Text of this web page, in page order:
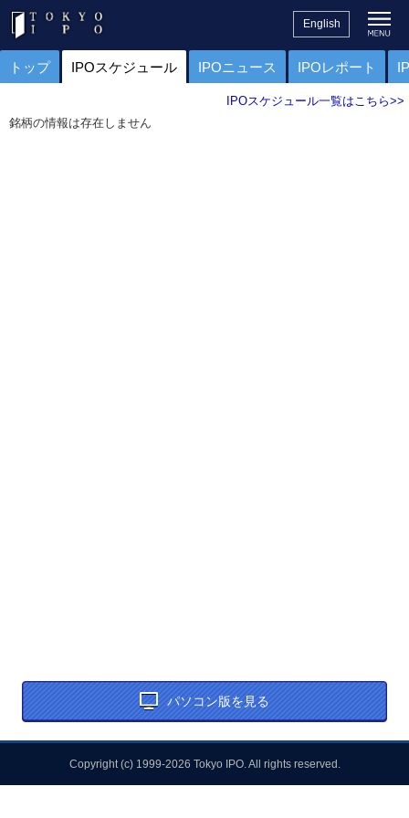
English
トップ IPOスケジュール IPOニュース IPOレポート
IPOスケジュール一覧はこちら>>
銘柄の情報は存在しません
パソコン版を見る
Copyright (c) 1999-2026 Tokyo IPO. All rights reserved.